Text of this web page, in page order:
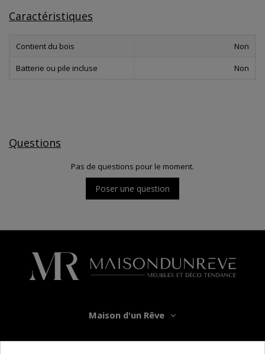
Caractéristiques
Contient du bois Non
Batterie ou pile incluse Non
Questions
Pas de questions pour le moment.
Poser une question
Maison d'un Rêve
Informations